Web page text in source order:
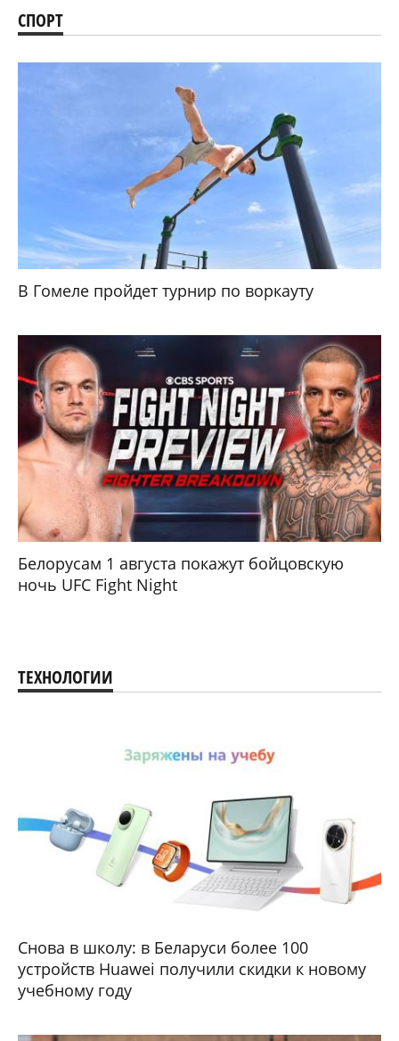
СПОРТ
В Гомеле пройдет турнир по воркауту
Белорусам 1 августа покажут бойцовскую
ночь UFC Fight Night
ТЕХНОЛОГИИ
Снова в школу: в Беларуси более 100
устройств Huawei получили скидки к новому
учебному году